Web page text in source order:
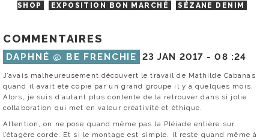
SHOP
EXPOSITION BON MARCHÉ SÉZANE DENIM
COMMENTAIRES
DAPHNÉ @ BE FRENCHIE 23 JAN 2017 -08 :24
J’avais malheureusement découvert le travail de Mathilde Cabanas
quand il avait été copié par un grand groupe il y a quelques mois.
Alors, je suis d’autant plus contente de la retrouver dans si jolie
collaboration qui met en valeur créativité et éthique.
Attention, on ne pose quand même pas la Pléiade entière sur
l’étagère corde. Et si le montage est simple, il reste quand même à